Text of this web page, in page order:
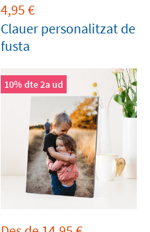
4,95 €
Clauer personalitzat de
fusta
10% dte 2a ud